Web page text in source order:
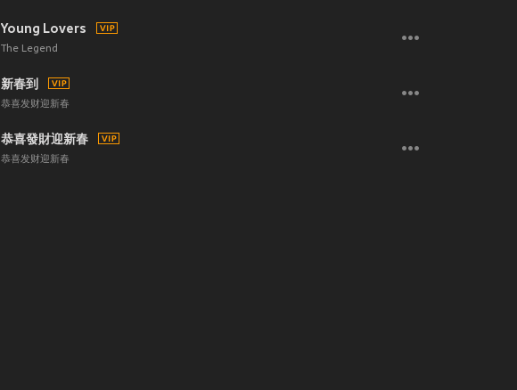
Young Lovers
The Legend
新春到
恭喜发财迎新春
恭喜發財迎新春
恭喜发财迎新春